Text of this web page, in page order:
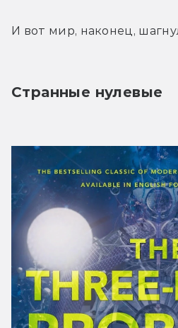
И вот мир, наконец,
Странные нулевые